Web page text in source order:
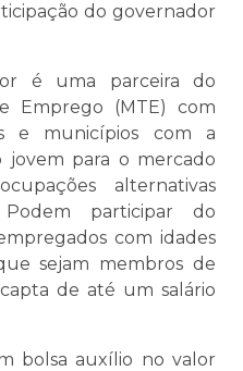
do governador
é uma parceira do
Emprego (MTE) com
e municípios com a
para o mercado
alternativas
participar do
com idades
sejam membros de
de até um salário
bolsa auxílio no valor